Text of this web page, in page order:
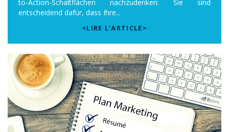
to-Action-Schaltflächen nachzudenken: Sie sind
entscheidend dafür, dass Ihre...
<LIRE L’ARTICLE>